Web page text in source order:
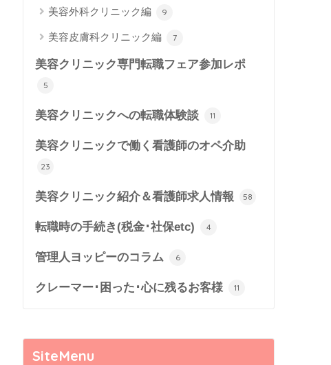
美容外科クリニック編 9
美容皮膚科クリニック編 7
美容クリニック専門転職フェア参加レポ
5
美容クリニックへの転職体験談 11
美容クリニックで働く看護師のオペ介助
23
美容クリニック紹介＆看護師求人情報 58
転職時の手続き(税金･社保etc) 4
管理人ヨッピーのコラム 6
クレーマー･困った･心に残るお客様 11
SiteMenu